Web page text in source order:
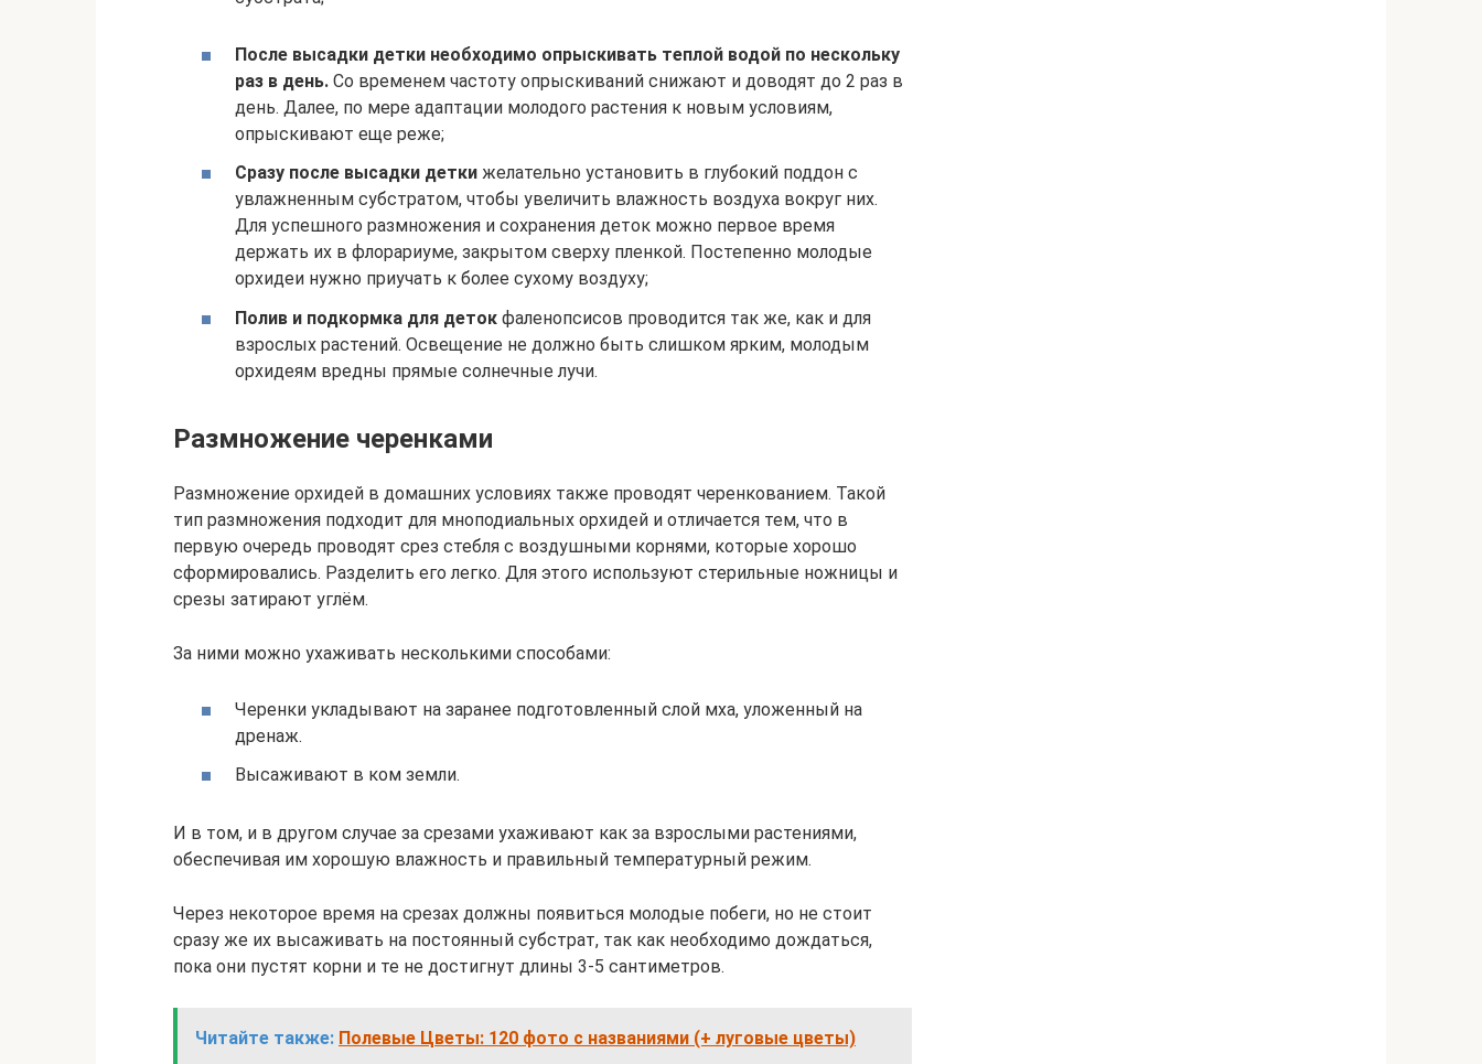
После высадки детки необходимо опрыскивать теплой водой по нескольку
раз в день. Со временем частоту опрыскиваний снижают и доводят до 2 раз в
день. Далее, по мере адаптации молодого растения к новым условиям,
опрыскивают еще реже;
Сразу после высадки детки желательно установить в глубокий поддон с
увлажненным субстратом, чтобы увеличить влажность воздуха вокруг них.
Для успешного размножения и сохранения деток можно первое время
держать их в флорариуме, закрытом сверху пленкой. Постепенно молодые
орхидеи нужно приучать к более сухому воздуху;
Полив и подкормка для деток фаленопсисов проводится так же, как и для
взрослых растений. Освещение не должно быть слишком ярким, молодым
орхидеям вредны прямые солнечные лучи.
Размножение черенками
Размножение орхидей в домашних условиях также проводят черенкованием. Такой
тип размножения подходит для мноподиальных орхидей и отличается тем, что в
первую очередь проводят срез стебля с воздушными корнями, которые хорошо
сформировались. Разделить его легко. Для этого используют стерильные ножницы и
срезы затирают углём.
За ними можно ухаживать несколькими способами:
Черенки укладывают на заранее подготовленный слой мха, уложенный на
дренаж.
Высаживают в ком земли.
И в том, и в другом случае за срезами ухаживают как за взрослыми растениями,
обеспечивая им хорошую влажность и правильный температурный режим.
Через некоторое время на срезах должны появиться молодые побеги, но не стоит
сразу же их высаживать на постоянный субстрат, так как необходимо дождаться,
пока они пустят корни и те не достигнут длины 3-5 сантиметров.
Читайте также: Полевые Цветы: 120 фото с названиями (+ луговые цветы)